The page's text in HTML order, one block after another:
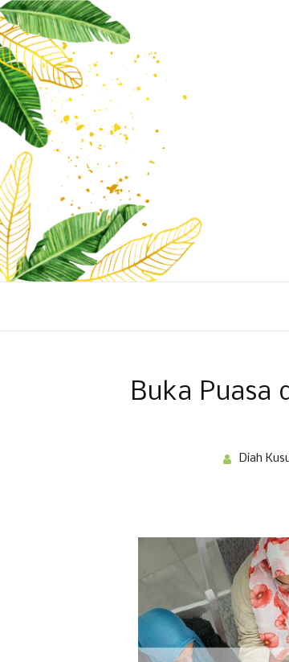
Buka Puasa
Diah